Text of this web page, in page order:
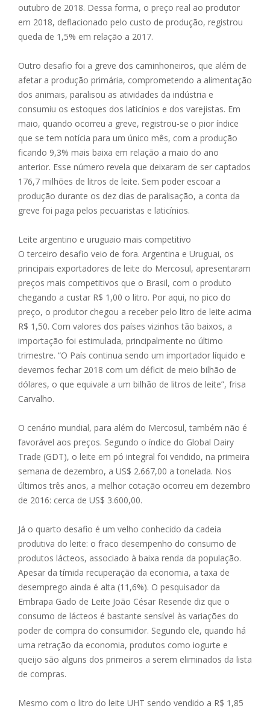
outubro de 2018. Dessa forma, o preço real ao produtor
em 2018, deflacionado pelo custo de produção, registrou
queda de 1,5% em relação a 2017.
Outro desafio foi a greve dos caminhoneiros, que além de
afetar a produção primária, comprometendo a alimentação
dos animais, paralisou as atividades da indústria e
consumiu os estoques dos laticínios e dos varejistas. Em
maio, quando ocorreu a greve, registrou-se o pior índice
que se tem notícia para um único mês, com a produção
ficando 9,3% mais baixa em relação a maio do ano
anterior. Esse número revela que deixaram de ser captados
176,7 milhões de litros de leite. Sem poder escoar a
produção durante os dez dias de paralisação, a conta da
greve foi paga pelos pecuaristas e laticínios.
Leite argentino e uruguaio mais competitivo
O terceiro desafio veio de fora. Argentina e Uruguai, os
principais exportadores de leite do Mercosul, apresentaram
preços mais competitivos que o Brasil, com o produto
chegando a custar R$ 1,00 o litro. Por aqui, no pico do
preço, o produtor chegou a receber pelo litro de leite acima
R$ 1,50. Com valores dos países vizinhos tão baixos, a
importação foi estimulada, principalmente no último
trimestre. “O País continua sendo um importador líquido e
devemos fechar 2018 com um déficit de meio bilhão de
dólares, o que equivale a um bilhão de litros de leite”, frisa
Carvalho.
O cenário mundial, para além do Mercosul, também não é
favorável aos preços. Segundo o índice do Global Dairy
Trade (GDT), o leite em pó integral foi vendido, na primeira
semana de dezembro, a US$ 2.667,00 a tonelada. Nos
últimos três anos, a melhor cotação ocorreu em dezembro
de 2016: cerca de US$ 3.600,00.
Já o quarto desafio é um velho conhecido da cadeia
produtiva do leite: o fraco desempenho do consumo de
produtos lácteos, associado à baixa renda da população.
Apesar da tímida recuperação da economia, a taxa de
desemprego ainda é alta (11,6%). O pesquisador da
Embrapa Gado de Leite João César Resende diz que o
consumo de lácteos é bastante sensível às variações do
poder de compra do consumidor. Segundo ele, quando há
uma retração da economia, produtos como iogurte e
queijo são alguns dos primeiros a serem eliminados da lista
de compras.
Mesmo com o litro do leite UHT sendo vendido a R$ 1,85